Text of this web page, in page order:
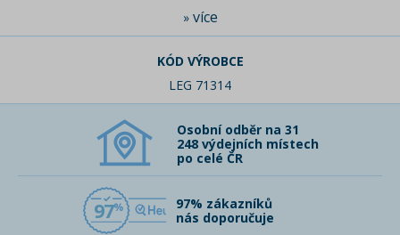
» více
KÓD VÝROBCE
LEG 71314
Osobní odběr na 31
248 výdejních místech
po celé ČR
97
97% zákazníků
nás doporučuje